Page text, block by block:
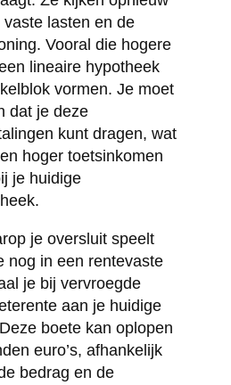
lasten en de
Vooral die hogere
lineaire hypotheek
vormen. Je moet
dat je deze
kunt dragen, wat
hoger toetsinkomen
je huidige
je oversluit speelt
nog in een rentevaste
je bij vervroegde
aan je huidige
boete kan oplopen
euro’s, afhankelijk
bedrag en de